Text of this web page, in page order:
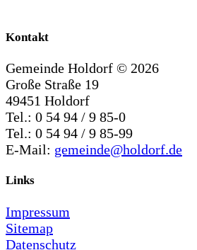
Kontakt
Gemeinde Holdorf © 2026
Große Straße 19
49451 Holdorf
Tel.: 0 54 94 / 9 85-0
Tel.: 0 54 94 / 9 85-99
E-Mail: gemeinde@holdorf.de
Links
Impressum
Sitemap
Datenschutz